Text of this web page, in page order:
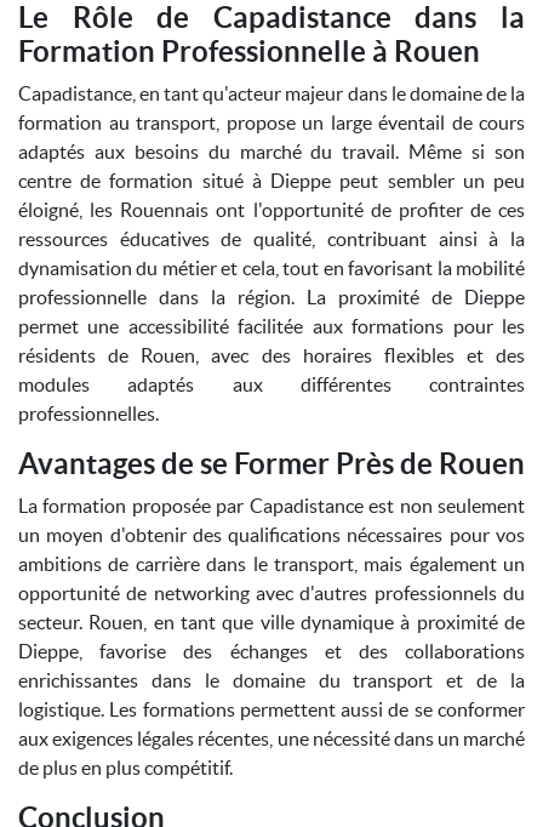
Le Rôle de Capadistance dans la
Formation Professionnelle à Rouen
Capadistance, en tant qu'acteur majeur dans le domaine de la
formation au transport, propose un large éventail de cours
adaptés aux besoins du marché du travail. Même si son
centre de formation situé à Dieppe peut sembler un peu
éloigné, les Rouennais ont l'opportunité de profiter de ces
ressources éducatives de qualité, contribuant ainsi à la
dynamisation du métier et cela, tout en favorisant la mobilité
professionnelle dans la région. La proximité de Dieppe
permet une accessibilité facilitée aux formations pour les
résidents de Rouen, avec des horaires flexibles et des
modules adaptés aux différentes contraintes
professionnelles.
Avantages de se Former Près de Rouen
La formation proposée par Capadistance est non seulement
un moyen d'obtenir des qualifications nécessaires pour vos
ambitions de carrière dans le transport, mais également un
opportunité de networking avec d'autres professionnels du
secteur. Rouen, en tant que ville dynamique à proximité de
Dieppe, favorise des échanges et des collaborations
enrichissantes dans le domaine du transport et de la
logistique. Les formations permettent aussi de se conformer
aux exigences légales récentes, une nécessité dans un marché
de plus en plus compétitif.
Conclusion